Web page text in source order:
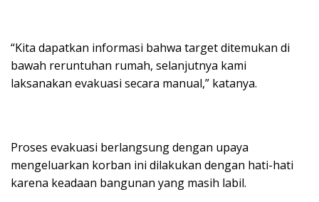
“Kita dapatkan informasi bahwa target ditemukan di
bawah reruntuhan rumah, selanjutnya kami
laksanakan evakuasi secara manual,” katanya.
Proses evakuasi berlangsung dengan upaya
mengeluarkan korban ini dilakukan dengan hati-hati
karena keadaan bangunan yang masih labil.